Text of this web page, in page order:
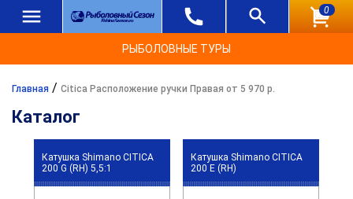
0
РЫБОЛОВНЫЕ ТУРЫ
Главная / Citica Расположение ручки Правая от 5 970 р.
Каталог
Катушка Shimano CITICA
200 G (RH) 5,5:1
Катушка Shimano CITICA
200 E (RH)